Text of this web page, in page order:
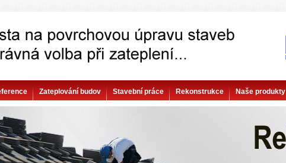
Zateplování budov Stavební práce Rekonstrukce Naše produkty